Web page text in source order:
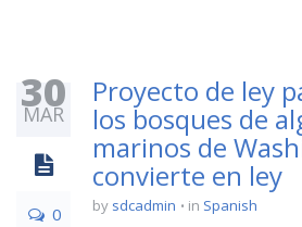
30
MAR
0
Proyecto de ley
los bosques de
marinos de
convierte en ley
by sdcadmin in Spanish